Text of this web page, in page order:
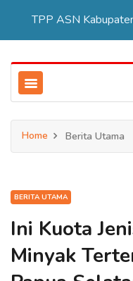
TPP ASN Kabupaten Merauke Dipastikan Aman Hingga Akhir Tahun 2026
Home Berita Utama
BERITA UTAMA
Ini Kuota
Minyak